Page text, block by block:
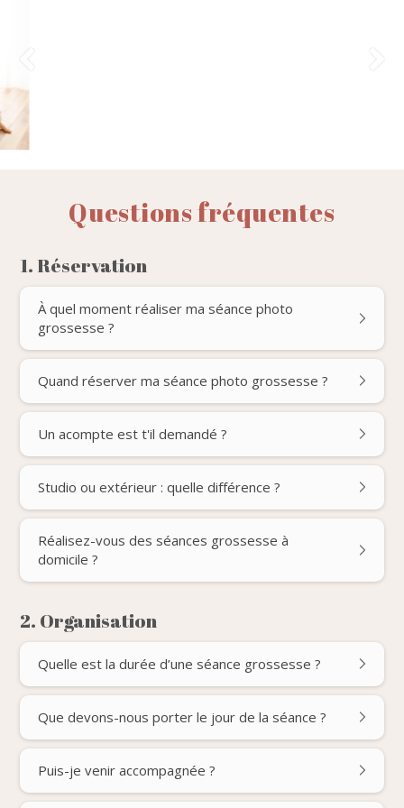
Questions fréquentes
1. Réservation
À quel moment réaliser ma séance photo
grossesse ?
Quand réserver ma séance photo grossesse ?
Un acompte est t'il demandé ?
Studio ou extérieur : quelle différence ?
Réalisez-vous des séances grossesse à
domicile ?
2. Organisation
Quelle est la durée d’une séance grossesse ?
Que devons-nous porter le jour de la séance ?
Puis-je venir accompagnée ?